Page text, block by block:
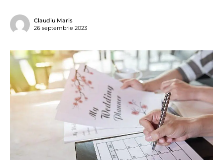
Claudiu Maris
26 septembrie 2023